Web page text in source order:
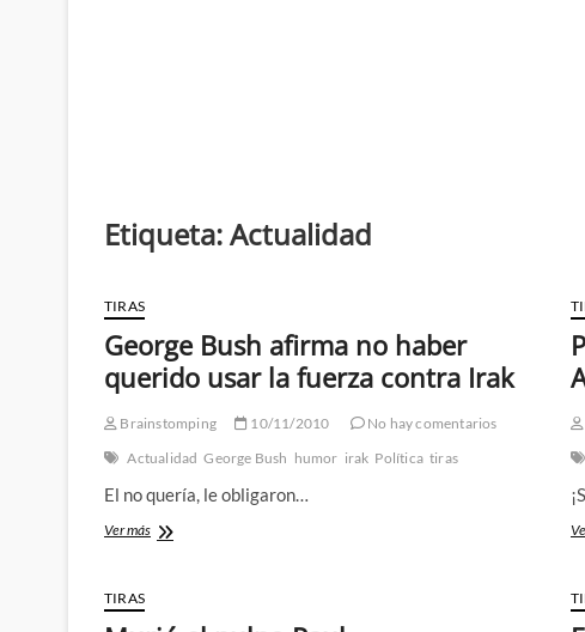
Etiqueta:Actualidad
TIRAS
George Bush afirma no haber
querido usar la fuerza contra Irak
Brainstomping 10/11/2010
No hay comentarios
Actualidad George Bush humor irak Política tiras
El no quería, le obligaron…
Ver másGeorge
TIRAS